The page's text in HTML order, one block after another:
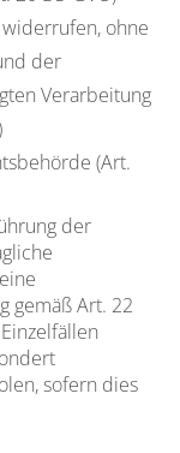
ohne
der
Verarbeitung
(Art.
der
gemäß Art. 22
sofern dies